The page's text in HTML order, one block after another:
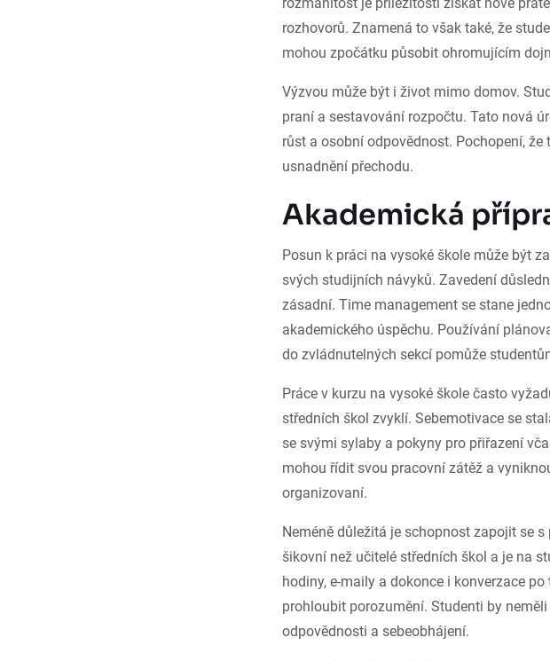
rozhovorů. Znamená to však také, že
mohou zpočátku působit ohromujícím
Výzvou může být i život mimo domov.
praní a sestavování rozpočtu. Tato nová
růst a osobní odpovědnost. Pochopení,
usnadnění přechodu.
Akademická
Posun k práci na vysoké škole může být
svých studijních návyků. Zavedení
zásadní. Time management se stane
akademického úspěchu. Používání
do zvládnutelných sekcí pomůže
Práce v kurzu na vysoké škole často
středních škol zvyklí. Sebemotivace se
se svými sylaby a pokyny pro přiřazení
mohou řídit svou pracovní zátěž a
organizovaní.
Neméně důležitá je schopnost zapojit se
šikovní než učitelé středních škol a je na
hodiny, e-maily a dokonce i konverzace
prohloubit porozumění. Studenti by
odpovědnosti a sebeobhájení.